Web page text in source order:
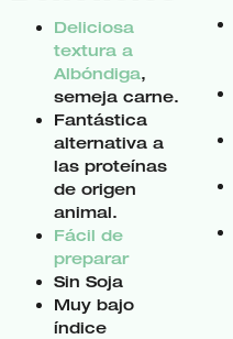
Deliciosa
textura a
Albóndiga,
semeja carne.
Fantástica
alternativa a
las proteínas
de origen
animal.
Fácil de
preparar
Sin Soja
Muy bajo
índice